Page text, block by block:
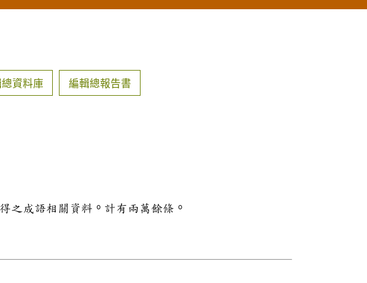
資料庫 編輯總報告書
之成語相關資料。計有兩萬餘條。